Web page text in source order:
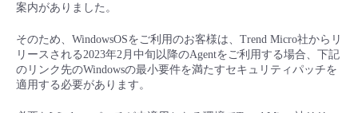
- vUTM2
案内がありました。
そのため、WindowsOSをご利用のお客様は、Trend Micro社からリ
リースされる2023年2月中旬以降のAgentをご利用する場合、下記
のリンク先のWindowsの最小要件を満たすセキュリティパッチを
適用する必要があります。